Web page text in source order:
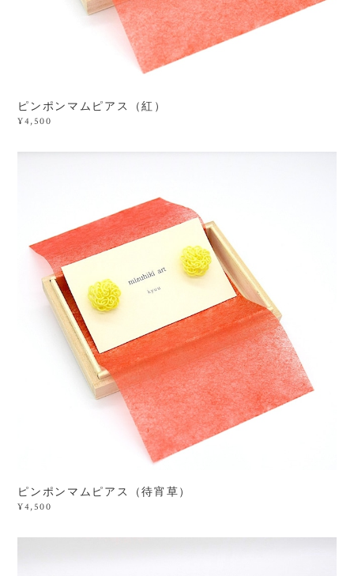
ピンポンマムピアス（紅）
¥4,500
ピンポンマムピアス（待宵草）
¥4,500